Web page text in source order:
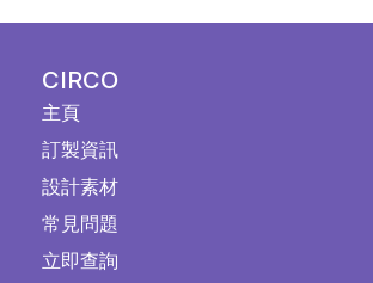
CIRCO
主頁
訂製資訊
設計素材
常見問題
立即查詢